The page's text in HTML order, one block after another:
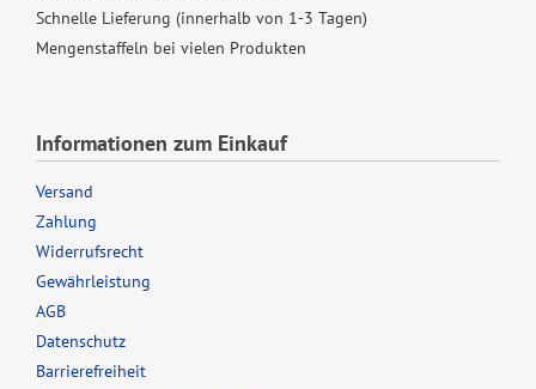
Schnelle Lieferung (innerhalb von 1-3 Tagen)
Mengenstaffeln bei vielen Produkten
Informationen zum Einkauf
Versand
Zahlung
Widerrufsrecht
Gewährleistung
AGB
Datenschutz
Barrierefreiheit